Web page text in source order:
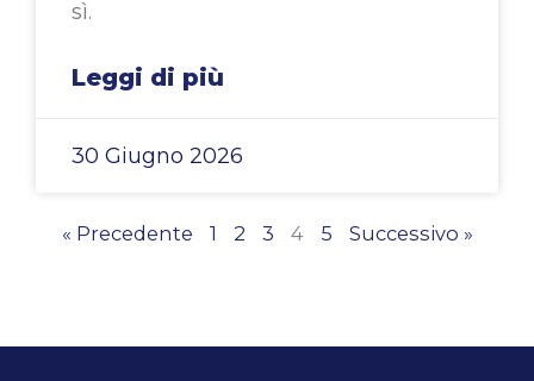
sì.
Leggi di più
30 Giugno 2026
« Precedente 1 2 3 4 5 Successivo »